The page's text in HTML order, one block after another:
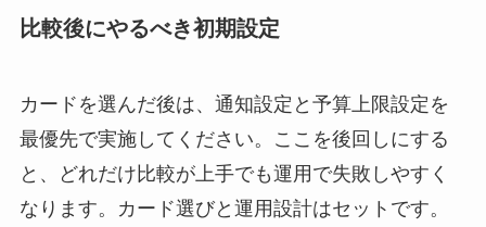
比較後にやるべき初期設定
カードを選んだ後は、通知設定と予算上限設定を
最優先で実施してください。ここを後回しにする
と、どれだけ比較が上手でも運用で失敗しやすく
なります。カード選びと運用設計はセットです。